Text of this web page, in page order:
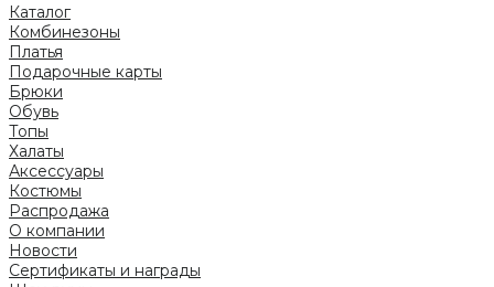
Каталог
Комбинезоны
Платья
Подарочные карты
Брюки
Обувь
Топы
Халаты
Аксессуары
Костюмы
Распродажа
О компании
Новости
Сертификаты и награды